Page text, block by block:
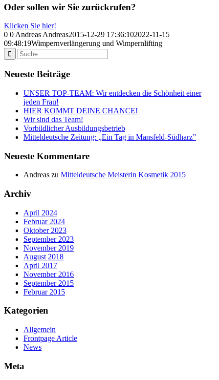
Oder sollen wir Sie zurückrufen?
Klicken Sie hier!
0 0AndreasAndreas2015-12-29 17:36:102022-11-15
09:48:19Wimpernverlängerung und Wimpernlifting
Neueste Beiträge
UNSER TOP-TEAM: Wir entdecken die Schönheit einer
jeden Frau!
HIER KOMMT DEINE CHANCE!
Wir sind das Team!
Vorbildlicher Ausbildungsbetrieb
Mitteldeutsche Zeitung: „Ein Tag in Mansfeld-Südharz”
Neueste Kommentare
Andreas zu Mitteldeutsche Meisterin Kosmetik 2015
Archiv
April 2024
Februar 2024
Oktober 2023
September 2023
November 2019
August 2018
April 2017
November 2016
September 2015
Februar 2015
Kategorien
Allgemein
Frontpage Article
News
Meta